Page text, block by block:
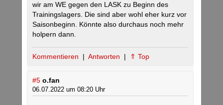
wir am WE gegen den LASK zu Beginn des
Trainingslagers. Die sind aber wohl eher kurz vor
Saisonbeginn. Könnte also durchaus noch mehr
holpern dann.
Kommentieren | Antworten | ⇑ Top
#5 o.fan
06.07.2022 um 08:20 Uhr